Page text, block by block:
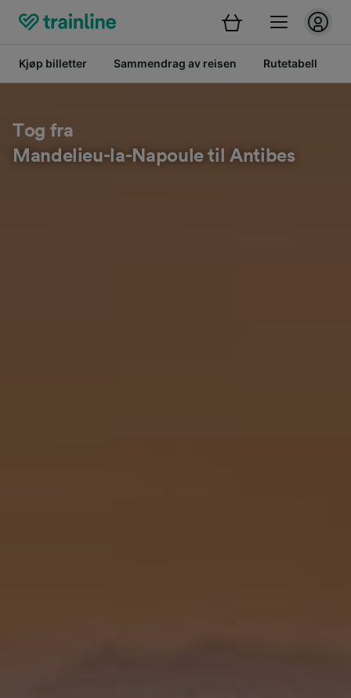
Kjøp billetter Sammendrag av reisen Rutetabell
Tog fra
Mandelieu-la-Napoule til Antibes